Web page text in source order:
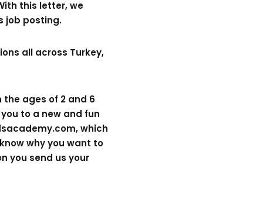
this letter, we
job posting.
all across Turkey,
ages of 2 and 6
to a new and fun
, which
why you want to
you send us your